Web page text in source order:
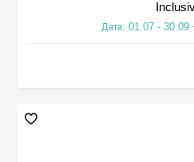
Дата: 01.07 -